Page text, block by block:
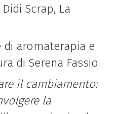
Scrap, La
di aromaterapia e
di Serena Fassio
il cambiamento:
la